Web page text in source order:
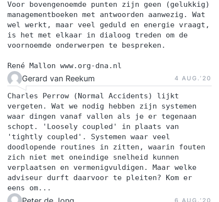
Voor bovengenoemde punten zijn geen (gelukkig)
managementboeken met antwoorden aanwezig. Wat
wel werkt, maar veel geduld en energie vraagt,
is het met elkaar in dialoog treden om de
voornoemde onderwerpen te bespreken.
René Mallon www.org-dna.nl
Gerard van Reekum 4 AUG.‘20
Charles Perrow (Normal Accidents) lijkt
vergeten. Wat we nodig hebben zijn systemen
waar dingen vanaf vallen als je er tegenaan
schopt. 'Loosely coupled' in plaats van
'tightly coupled'. Systemen waar veel
doodlopende routines in zitten, waarin fouten
zich niet met oneindige snelheid kunnen
verplaatsen en vermenigvuldigen. Maar welke
adviseur durft daarvoor te pleiten? Kom er
eens om...
6 AUG.‘20